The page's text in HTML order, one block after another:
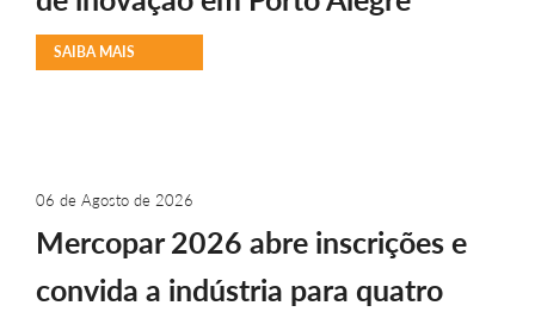
SAIBA MAIS
06 de Agosto de 2026
Mercopar 2026 abre inscrições e
convida a indústria para quatro